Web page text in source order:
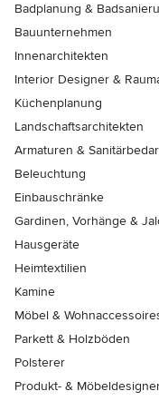
Badplanung &
Bauunternehmen
Innenarchitekten
Interior Designer &
Küchenplanung
Landschaftsarchitekten
Armaturen &
Beleuchtung
Einbauschränke
Gardinen, Vorhänge &
Hausgeräte
Heimtextilien
Kamine
Möbel &
Parkett & Holzböden
Polsterer
Produkt- &